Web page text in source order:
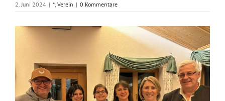
2. Juni 2024 | *, Verein | 0 Kommentare
Zeige